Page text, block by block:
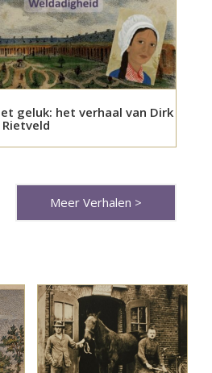
geluk: het verhaal van Dirk
Rietveld
Meer Verhalen >